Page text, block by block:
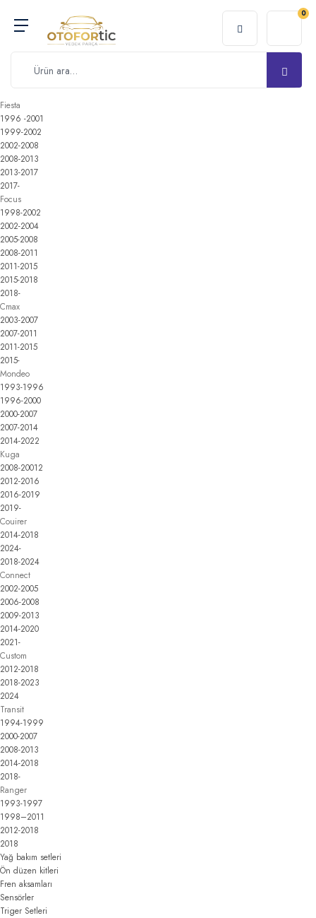
0
Fiesta
1996 -2001
1999-2002
2002-2008
2008-2013
2013-2017
2017-
Focus
1998-2002
2002-2004
2005-2008
2008-2011
2011-2015
2015-2018
2018-
Cmax
2003-2007
2007-2011
2011-2015
2015-
Mondeo
1993-1996
1996-2000
2000-2007
2007-2014
2014-2022
Kuga
2008-20012
2012-2016
2016-2019
2019-
Couirer
2014-2018
2024-
2018-2024
Connect
2002-2005
2006-2008
2009-2013
2014-2020
2021-
Custom
2012-2018
2018-2023
2024
Transit
1994-1999
2000-2007
2008-2013
2014-2018
2018-
Ranger
1993-1997
1998–2011
2012-2018
2018
Yağ bakım setleri
Ön düzen kitleri
Fren aksamları
Sensörler
Triger Setleri